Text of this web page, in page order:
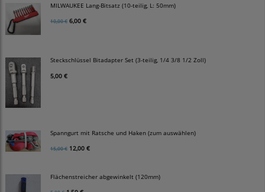
MILWAUKEE Lang-Bitsatz (10-teilig, L: 50mm)
10,00 € 6,00 €
Steckschlüssel Bitadapter Set (3-teilig, 1/4 3/8 1/2 Zoll)
5,00 €
Spanngurt mit Ratsche und Haken (zum auswählen)
15,00 € 12,00 €
Flächenstreicher abgewinkelt (120mm)